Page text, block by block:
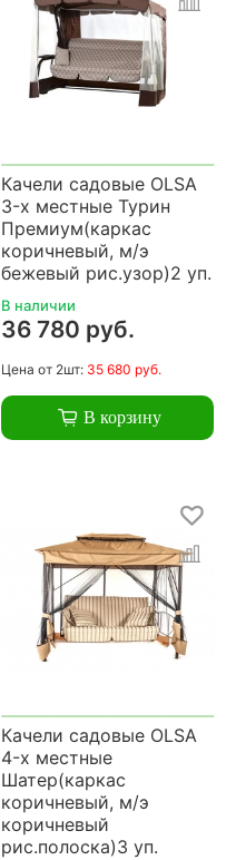
Качели садовые OLSA
3-х местные Турин
Премиум(каркас
коричневый, м/э
бежевый рис.узор)2 уп.
В наличии
36 780 руб.
Цена от 2шт: 35 680 руб.
В корзину
Качели садовые OLSA
4-х местные
Шатер(каркас
коричневый, м/э
коричневый
рис.полоска)3 уп.